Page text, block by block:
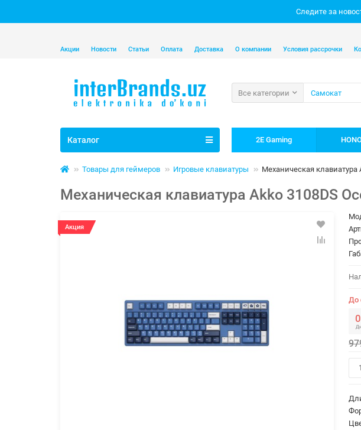
Следите за
Акции Новости Статьи Оплата Доставка О компании Условия рассрочки
Все категории
Каталог 2E Gaming
Товары для геймеров Игровые клавиатуры Механическая клавиатура
Механическая клавиатура Akko 3108DS
Акция
До
0